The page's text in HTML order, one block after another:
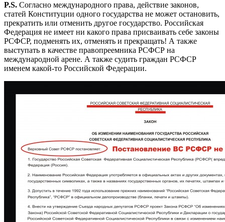
P.S. Согласно международного права, действие законов,
статей Конституции одного государства не может остановить,
прекратить или отменить другое государство. Российская
Федерация не имеет ни какого права присваивать себе законы
РСФСР, подменять их, отменять и прекращать! А также
выступать в качестве правопреемника РСФСР на
международной арене. А также судить граждан РСФСР
именем какой-то Российской Федерации.